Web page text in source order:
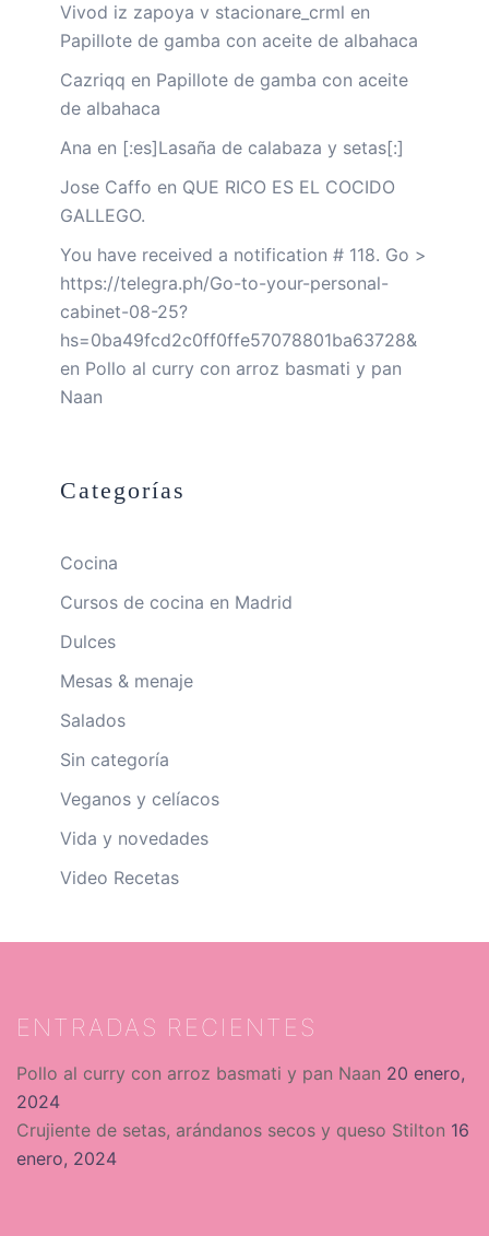
Vivod iz zapoya v stacionare_crml en
Papillote de gamba con aceite de albahaca
Cazriqq en Papillote de gamba con aceite
de albahaca
Ana en [:es]Lasaña de calabaza y setas[:]
Jose Caffo en QUE RICO ES EL COCIDO
GALLEGO.
You have received a notification # 118. Go >
https://telegra.ph/Go-to-your-personal-
cabinet-08-25?
hs=0ba49fcd2c0ff0ffe57078801ba63728&
en Pollo al curry con arroz basmati y pan
Naan
Categorías
Cocina
Cursos de cocina en Madrid
Dulces
Mesas & menaje
Salados
Sin categoría
Veganos y celíacos
Vida y novedades
Video Recetas
ENTRADAS RECIENTES
Pollo al curry con arroz basmati y pan Naan 20 enero,
2024
Crujiente de setas, arándanos secos y queso Stilton 16
enero, 2024